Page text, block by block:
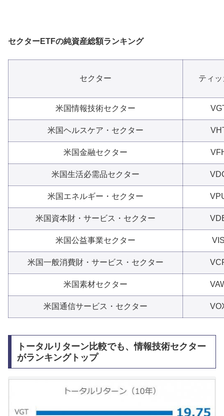
セクターETFの純資産総額ランキング
セクター ティ
米国情報技術セクター
米国ヘルスケア・セクター
米国金融セクター
米国生活必需品セクター
米国エネルギー・セクター
米国資本財・サービス・セクター
米国公益事業セクター
米国一般消費財・サービス・セクター
米国素材セクター
米国通信サービス・セクター
トータルリターン比較でも、情報技術セクター
がランキングトップ